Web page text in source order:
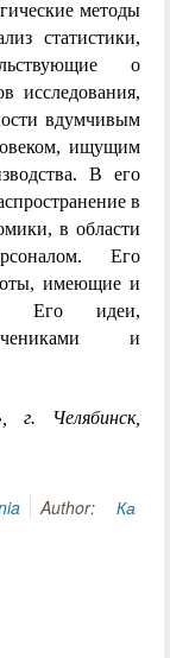
методы
статистики,
о
исследования,
вдумчивым
ищущим
В его
в
в области
Его
имеющие и
Его идеи,
и
г. Челябинск,
Author:
Ка